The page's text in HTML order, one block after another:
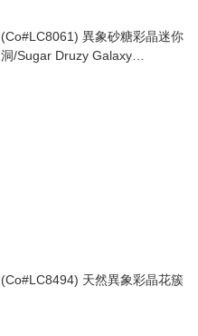
(Co#LC8061) 異象砂糖彩晶迷你
洞/Sugar Druzy Galaxy
(Co#LC8494) 天然異象彩晶花簇